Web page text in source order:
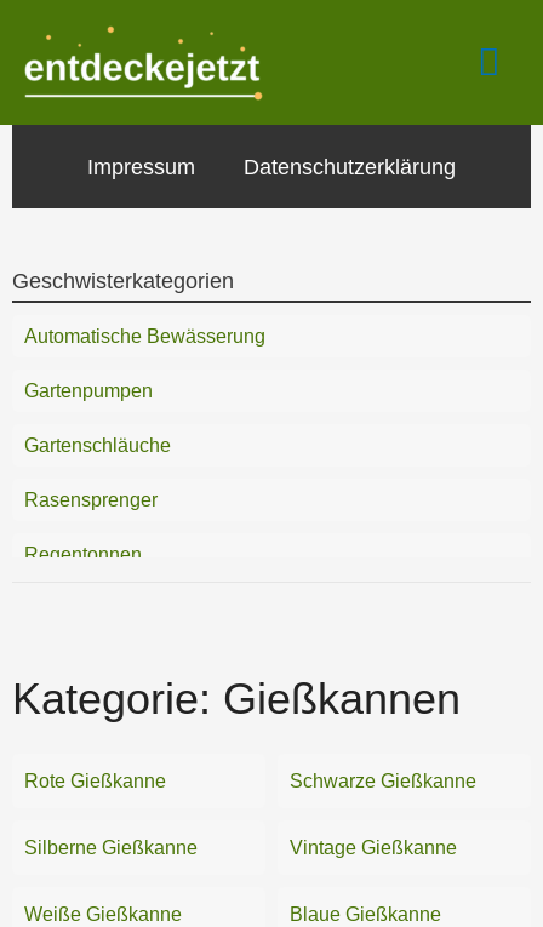
springen
Geschwisterkategorien
Automatische Bewässerung
Gartenpumpen
Gartenschläuche
Rasensprenger
Regentonnen
Schlauchhalter
Schlauchwagen
Kategorie: Gießkannen
Rote Gießkanne Schwarze Gießkanne
Silberne Gießkanne Vintage Gießkanne
Weiße Gießkanne Blaue Gießkanne
Impressum Datenschutzerklärung